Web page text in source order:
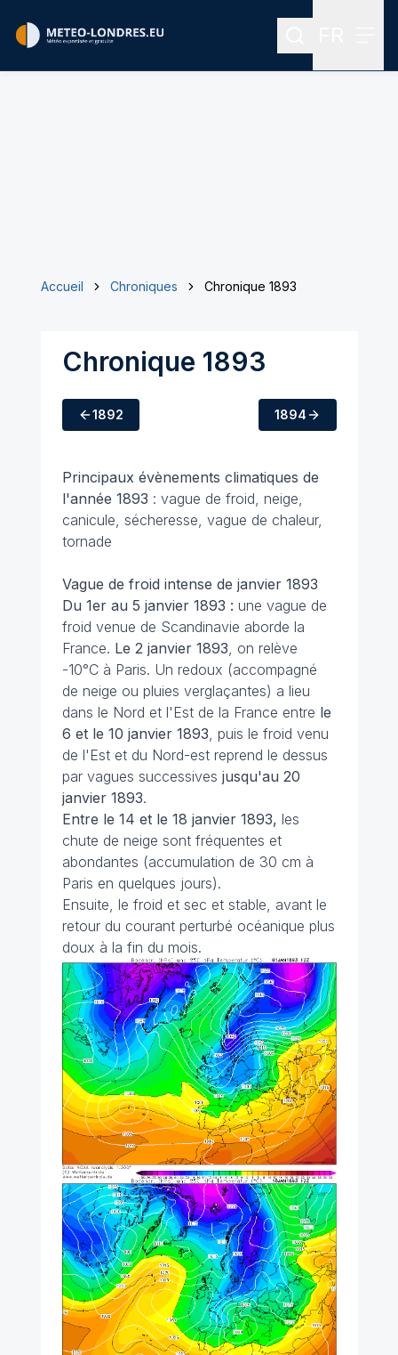
Rechercher
Accueil Chroniques Chronique 1893
Chronique 1893
1892 1894
Principaux évènements climatiques de
l'année 1893 : vague de froid, neige,
canicule, sécheresse, vague de chaleur,
tornade
Vague de froid intense de janvier 1893
Du 1er au 5 janvier 1893 : une vague de
froid venue de Scandinavie aborde la
France. Le 2 janvier 1893, on relève
-10°C à Paris. Un redoux (accompagné
de neige ou pluies verglaçantes) a lieu
dans le Nord et l'Est de la France entre le
6 et le 10 janvier 1893, puis le froid venu
de l'Est et du Nord-est reprend le dessus
par vagues successives jusqu'au 20
janvier 1893.
Entre le 14 et le 18 janvier 1893, les
chute de neige sont fréquentes et
abondantes (accumulation de 30 cm à
Paris en quelques jours).
Ensuite, le froid et sec et stable, avant le
retour du courant perturbé océanique plus
doux à la fin du mois.